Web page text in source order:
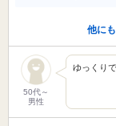
他に
50代～
男性
ゆっくり